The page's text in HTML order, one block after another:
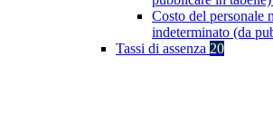
Costo del personale
indeterminato (da
Tassi di assenza 20